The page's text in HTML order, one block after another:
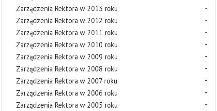
Zarządzenia Rektora w 2013 roku
Zarządzenia Rektora w 2012 roku
Zarządzenia Rektora w 2011 roku
Zarządzenia Rektora w 2010 roku
Zarządzenia Rektora w 2009 roku
Zarządzenia Rektora w 2008 roku
Zarządzenia Rektora w 2007 roku
Zarządzenia Rektora w 2006 roku
Zarządzenia Rektora w 2005 roku